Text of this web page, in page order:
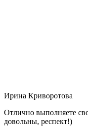
Ирина Криворотова
Отлично выполняете
довольны, респект!)